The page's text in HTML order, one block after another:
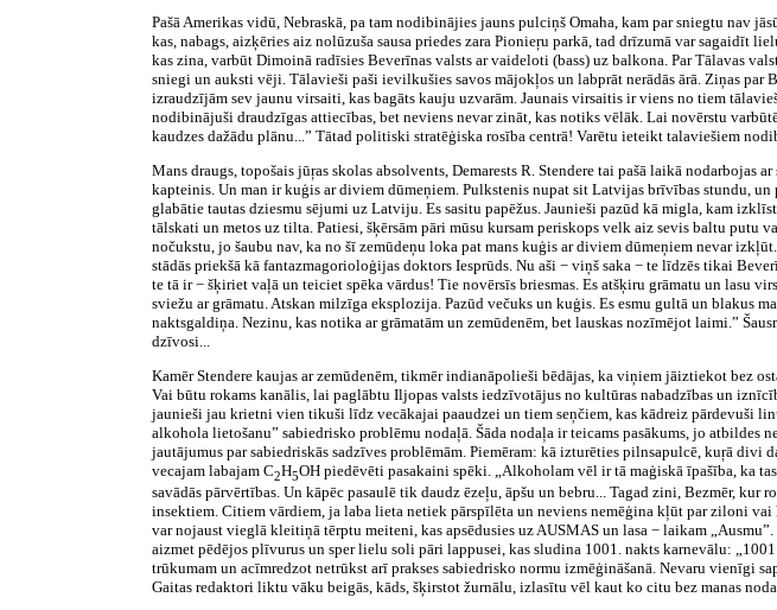
Pašā Amerikas vidū, Nebraskā, pa tam nodibinājies jauns pulciņš Omaha, kam par sniegtu nav
kas, nabags, aizķēries aiz nolūzuša sausa priedes zara Pionieŗu parkā, tad drīzumā var
kas zina, varbūt Dimoinā radīsies Beverīnas valsts ar vaideloti (bass) uz balkona. Par Tālavas
sniegi un auksti vēji. Tālavieši paši ievilkušies savos mājokļos un labprāt nerādās ārā. Ziņas
izraudzījām sev jaunu virsaiti, kas bagāts kauju uzvarām. Jaunais virsaitis ir viens no tiem
nodibinājuši draudzīgas attiecības, bet neviens nevar zināt, kas notiks vēlāk. Lai novērstu
kaudzes dažādu plānu...” Tātad politiski stratēģiska rosība centrā! Varētu ieteikt talaviešiem
Mans draugs, topošais jūŗas skolas absolvents, Demarests R. Stendere tai pašā laikā nodarbojas
kapteinis. Un man ir kuģis ar diviem dūmeņiem. Pulkstenis nupat sit Latvijas brīvības stundu,
glabātie tautas dziesmu sējumi uz Latviju. Es sasitu papēžus. Jaunieši pazūd kā migla, kam
tālskati un metos uz tilta. Patiesi, šķērsām pāri mūsu kursam periskops velk aiz sevis baltu putu
nočukstu, jo šaubu nav, ka no šī zemūdeņu loka pat mans kuģis ar diviem dūmeņiem nevar
stādās priekšā kā fantazmagorioloģijas doktors Iesprūds. Nu aši − viņš saka − te līdzēs tikai
te tā ir − šķiriet vaļā un teiciet spēka vārdus! Tie novērsīs briesmas. Es atšķiru grāmatu un lasu
sviežu ar grāmatu. Atskan milzīga eksplozija. Pazūd večuks un kuģis. Es esmu gultā un blakus
naktsgaldiņa. Nezinu, kas notika ar grāmatām un zemūdenēm, bet lauskas nozīmējot laimi.”
dzīvosi...
Kamēr Stendere kaujas ar zemūdenēm, tikmēr indianāpolieši bēdājas, ka viņiem jāiztiekot bez
Vai būtu rokams kanālis, lai paglābtu Iljopas valsts iedzīvotājus no kultūras nabadzības un
jaunieši jau krietni vien tikuši līdz vecākajai paaudzei un tiem seņčiem, kas kādreiz pārdevuši
alkohola lietošanu” sabiedrisko problēmu nodaļā. Šāda nodaļa ir teicams pasākums, jo
jautājumus par sabiedriskās sadzīves problēmām. Piemēram: kā izturēties pilnsapulcē, kuŗā
vecajam labajam C2H5OH piedēvēti pasakaini spēki. „Alkoholam vēl ir tā maģiskā īpašība, ka
savādās pārvērtības. Un kāpēc pasaulē tik daudz ēzeļu, āpšu un bebru... Tagad zini, Bezmēr,
insektiem. Citiem vārdiem, ja laba lieta netiek pārspīlēta un neviens nemēģina kļūt par ziloni
var nojaust vieglā kleitiņā tērptu meiteni, kas apsēdusies uz AUSMAS un lasa − laikam
aizmet pēdējos plīvurus un sper lielu soli pāri lappusei, kas sludina 1001. nakts karnevālu:
trūkumam un acīmredzot netrūkst arī prakses sabiedrisko normu izmēģināšanā. Nevaru vienīgi
Gaitas redaktori liktu vāku beigās, kāds, šķirstot žurnālu, izlasītu vēl kaut ko citu bez manas